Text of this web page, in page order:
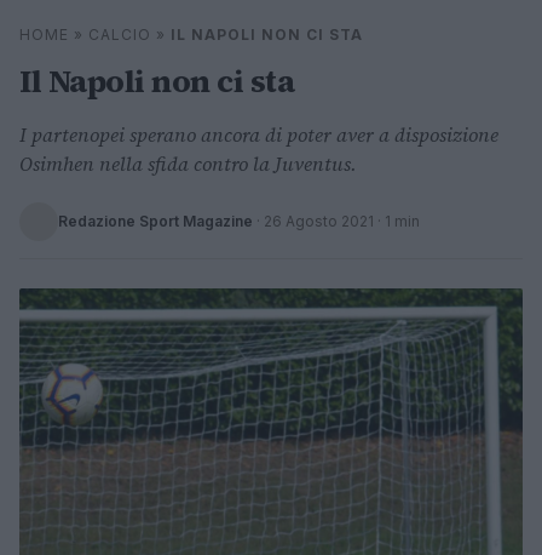
Cerca
HOME » CALCIO » IL NAPOLI NON CI STA
Il Napoli non ci sta
I partenopei sperano ancora di poter aver a disposizione
Osimhen nella sfida contro la Juventus.
Redazione Sport Magazine · 26 Agosto 2021 · 1 min